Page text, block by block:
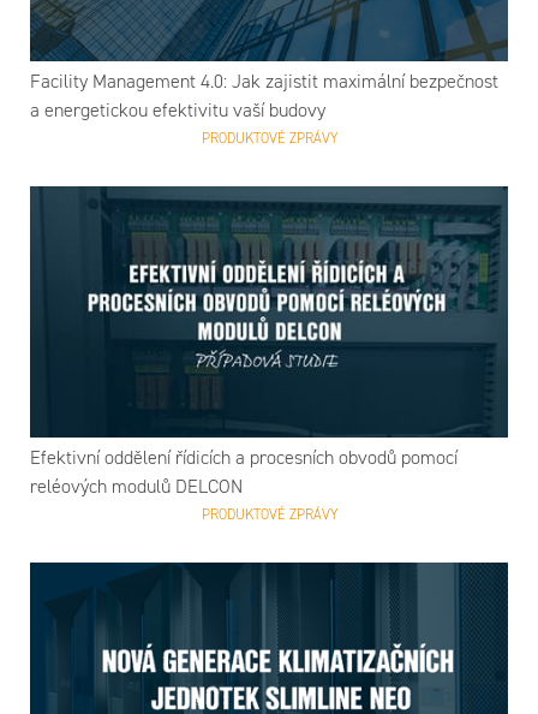
Facility Management 4.0: Jak zajistit maximální bezpečnost
a energetickou efektivitu vaší budovy
PRODUKTOVÉ ZPRÁVY
Efektivní oddělení řídicích a procesních obvodů pomocí
reléových modulů DELCON
PRODUKTOVÉ ZPRÁVY